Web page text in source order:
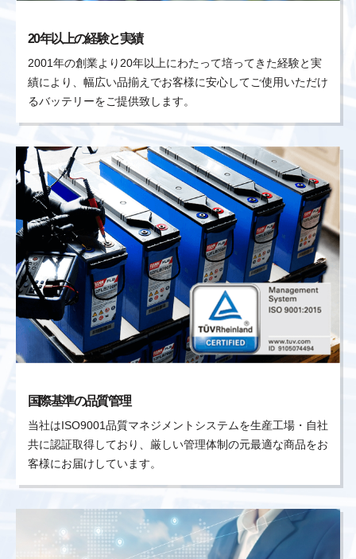
20年以上の経験と実績
2001年の創業より20年以上にわたって培ってきた経験と実
績により、幅広い品揃えでお客様に安心してご使用いただけ
るバッテリーをご提供致します。
国際基準の品質管理
当社はISO9001品質マネジメントシステムを生産工場・自社
共に認証取得しており、厳しい管理体制の元最適な商品をお
客様にお届けしています。